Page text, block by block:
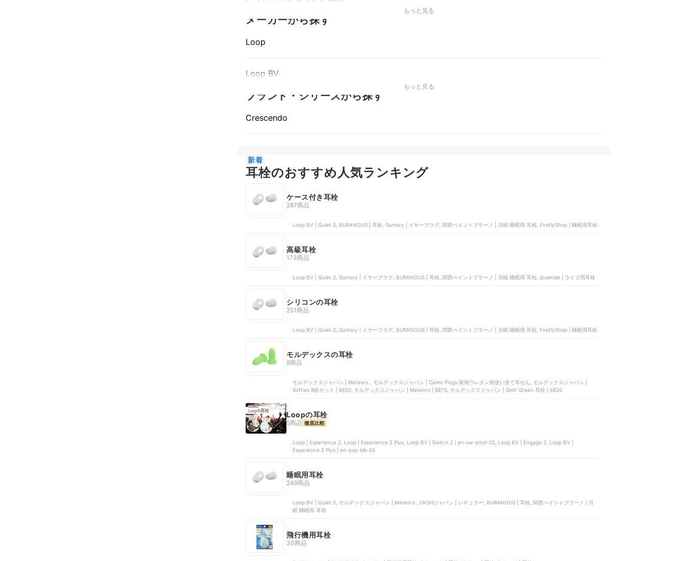
もっと見る
メーカーから探す
Loop
Loop BV
もっと見る
ブランド・シリーズから探す
Crescendo
新着
耳栓のおすすめ人気ランキング
ケース付き耳栓
287商品
Loop BV | Quiet 2, BURANOUS | 耳栓, Gumsry | イヤープラグ, 関西ペイントブラーノ | 月眠 睡眠用 耳栓, FireflyShop | 睡眠用耳栓
高級耳栓
173商品
Loop BV | Quiet 2, Gumsry | イヤープラグ, BURANOUS | 耳栓, 関西ペイントブラーノ | 月眠 睡眠用 耳栓, Quietide | ライブ用耳栓
シリコンの耳栓
251商品
Loop BV | Quiet 2, Gumsry | イヤープラグ, BURANOUS | 耳栓, 関西ペイントブラーノ | 月眠 睡眠用 耳栓, FireflyShop | 睡眠用耳栓
モルデックスの耳栓
9商品
モルデックスジャパン | Meteors , モルデックスジャパン | Camo Plugs 発泡ウレタン製使い捨て耳せん, モルデックスジャパン |
Softies 8組セット | 6600, モルデックスジャパン | Meteors | 6870, モルデックスジャパン | Goin' Green 耳栓 | 6620
Loopの耳栓
5商品 徹底比較
Loop | Experience 2, Loop | Experience 2 Plus, Loop BV | Switch 2 | en-sw-emd-02, Loop BV | Engage 2, Loop BV |
Experience 2 Plus | en-exp-blk-03
睡眠用耳栓
249商品
Loop BV | Quiet 2, モルデックスジャパン | Meteors , DKSHジャパン | レギュラー, BURANOUS | 耳栓, 関西ペイントブラーノ | 月
眠 睡眠用 耳栓
飛行機用耳栓
30商品